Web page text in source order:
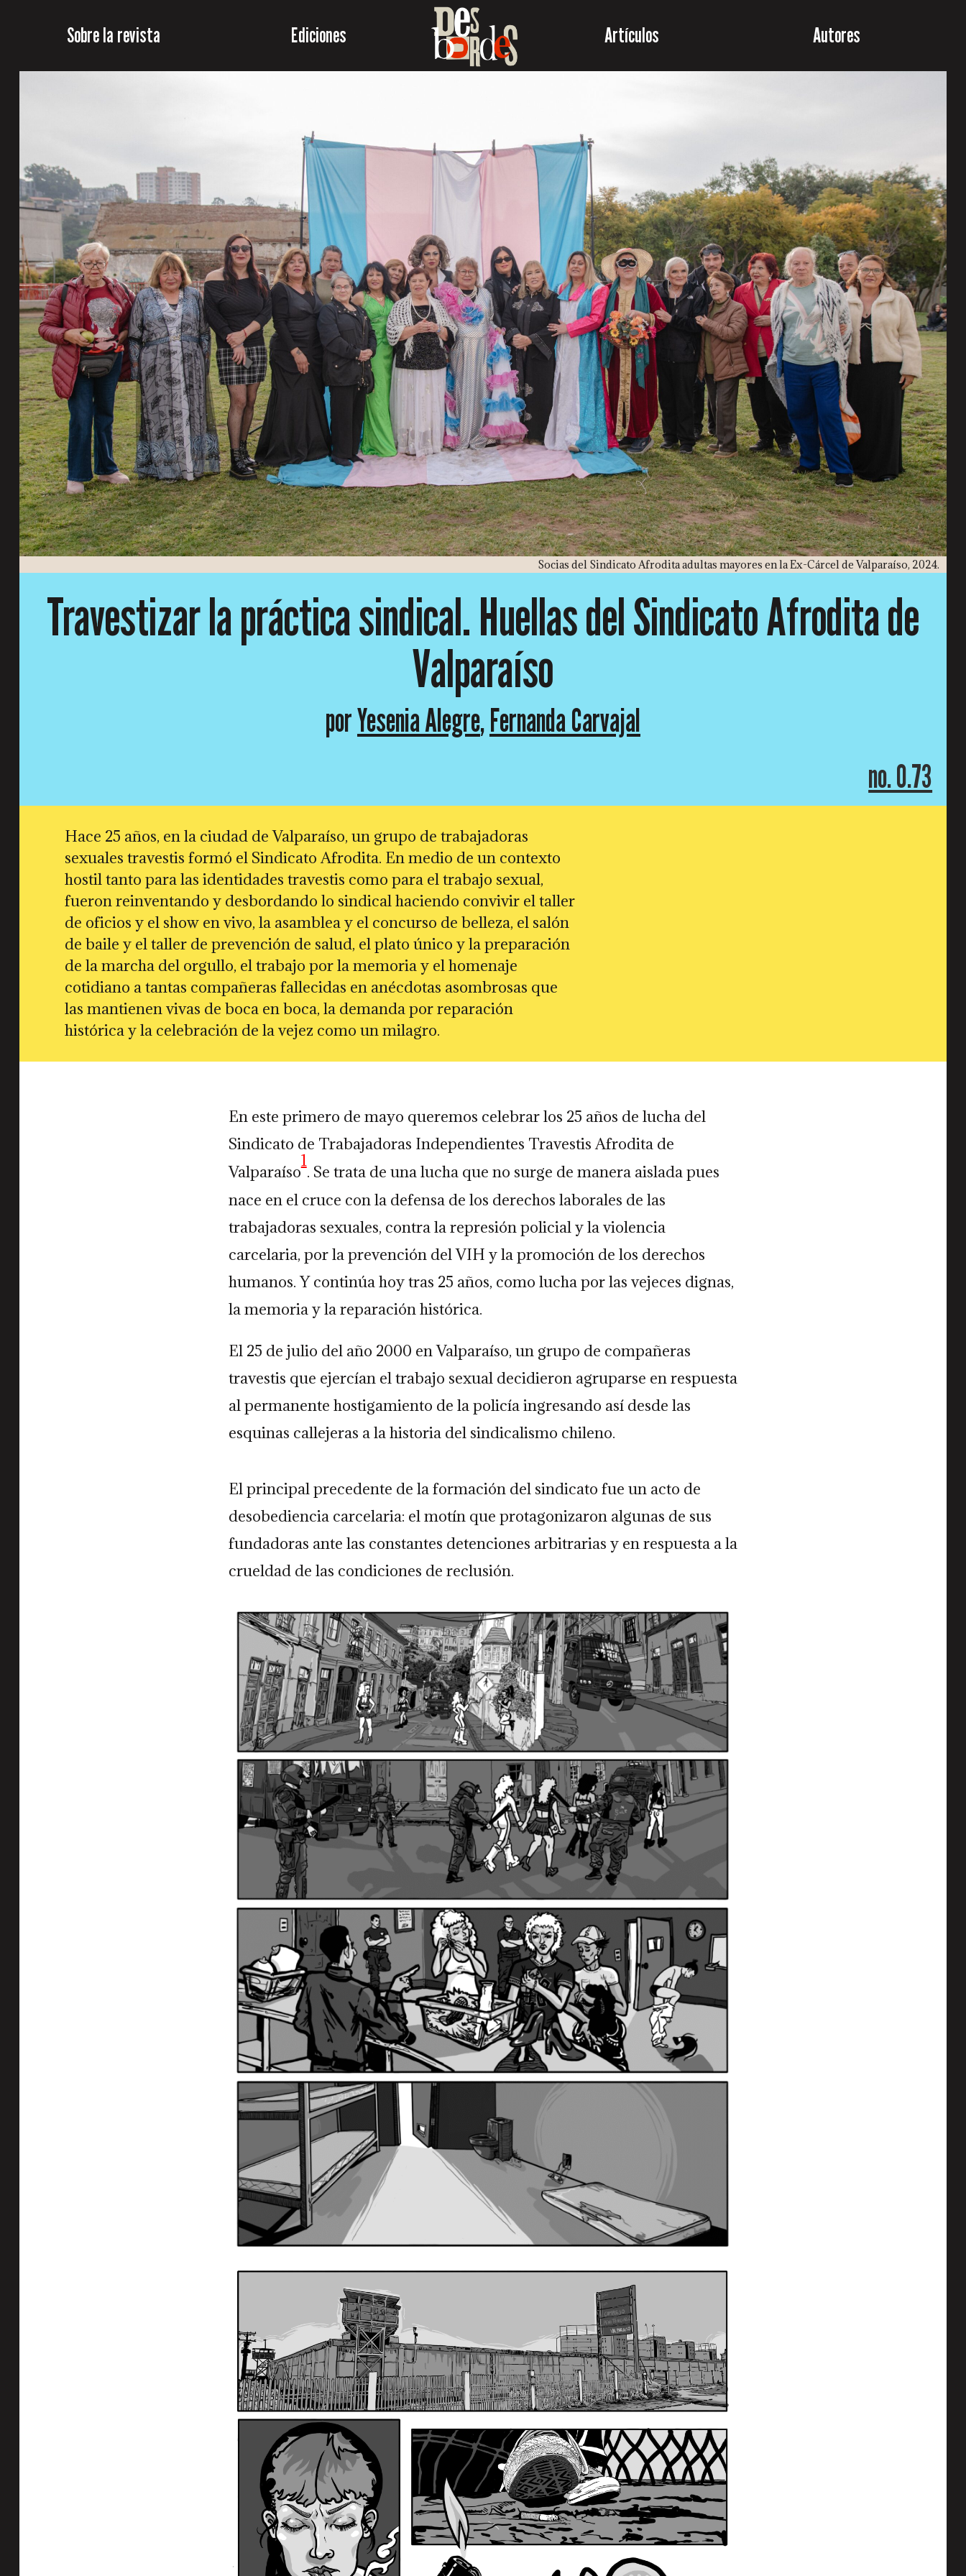
Sobre la revista Ediciones Artículos Autores
Socias del Sindicato Afrodita adultas mayores en la Ex-Cárcel de Valparaíso, 2024.
Travestizar la práctica sindical. Huellas del Sindicato Afrodita de
Valparaíso
porYesenia Alegre,Fernanda Carvajal
no. 0.73
Hace 25 años, en la ciudad de Valparaíso, un grupo de trabajadoras
sexuales travestis formó el Sindicato Afrodita. En medio de un contexto
hostil tanto para las identidades travestis como para el trabajo sexual,
fueron reinventando y desbordando lo sindical haciendo convivir el taller
de oficios y el show en vivo, la asamblea y el concurso de belleza, el salón
de baile y el taller de prevención de salud, el plato único y la preparación
de la marcha del orgullo, el trabajo por la memoria y el homenaje
cotidiano a tantas compañeras fallecidas en anécdotas asombrosas que
las mantienen vivas de boca en boca, la demanda por reparación
histórica y la celebración de la vejez como un milagro.
En este primero de mayo queremos celebrar los 25 años de lucha del
Sindicato de Trabajadoras Independientes Travestis Afrodita de
Valparaíso
1
. Se trata de una lucha que no surge de manera aislada pues
nace en el cruce con la defensa de los derechos laborales de las
trabajadoras sexuales, contra la represión policial y la violencia
carcelaria, por la prevención del VIH y la promoción de los derechos
humanos. Y continúa hoy tras 25 años, como lucha por las vejeces dignas,
la memoria y la reparación histórica.
El 25 de julio del año 2000 en Valparaíso, un grupo de compañeras
travestis que ejercían el trabajo sexual decidieron agruparse en respuesta
al permanente hostigamiento de la policía ingresando así desde las
esquinas callejeras a la historia del sindicalismo chileno.
El principal precedente de la formación del sindicato fue un acto de
desobediencia carcelaria: el motín que protagonizaron algunas de sus
fundadoras ante las constantes detenciones arbitrarias y en respuesta a la
crueldad de las condiciones de reclusión.